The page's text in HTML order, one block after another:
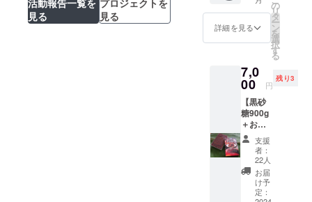
活動報告一覧を
見る
プロジェクトを
見る
付きま
せん。
セット
ライン
販売ゼ
日南市
内と宮
崎市内
の一部
でしか
販売さ
れてい
ない伝
統の黒
生産量
のう
ち、わ
つくる
ことが
できな
い希少
品で
す。 ご
支援に
対する
お礼の
手紙も
お送り
しま
住・開
業した
クラフ
トチョ
ト
ショッ
プのtiny
kitchen
MIYAZA
KI特製
の黒砂
糖を
使った
ガトー
ショコ
ラをお
詳細を見る
の
リ
タ
ー
ン
を
選
択
す
る
7,0
00 円
残り3
【黒砂
糖900g
＋お礼
の手
紙】 例
年、オ
ンライ
ン販売
ゼロ
支援
者：
22人
お届
け予
定：